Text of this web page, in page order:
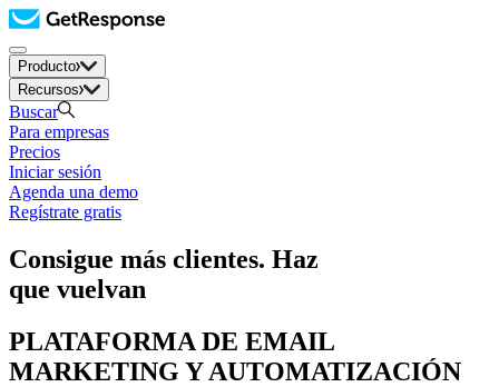
Producto
Recursos
Buscar
Para empresas
Precios
Iniciar sesión
Agenda una demo
Regístrate gratis
Consigue más clientes. Haz
que vuelvan
PLATAFORMA DE EMAIL
MARKETING Y AUTOMATIZACIÓN